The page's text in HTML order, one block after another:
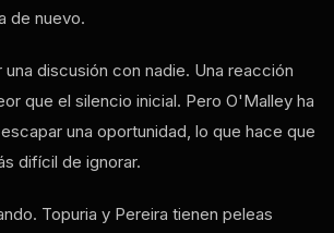
de nuevo.
discusión con nadie. Una reacción
que el silencio inicial. Pero O'Malley ha
una oportunidad, lo que hace que
difícil de ignorar.
Topuria y Pereira tienen peleas